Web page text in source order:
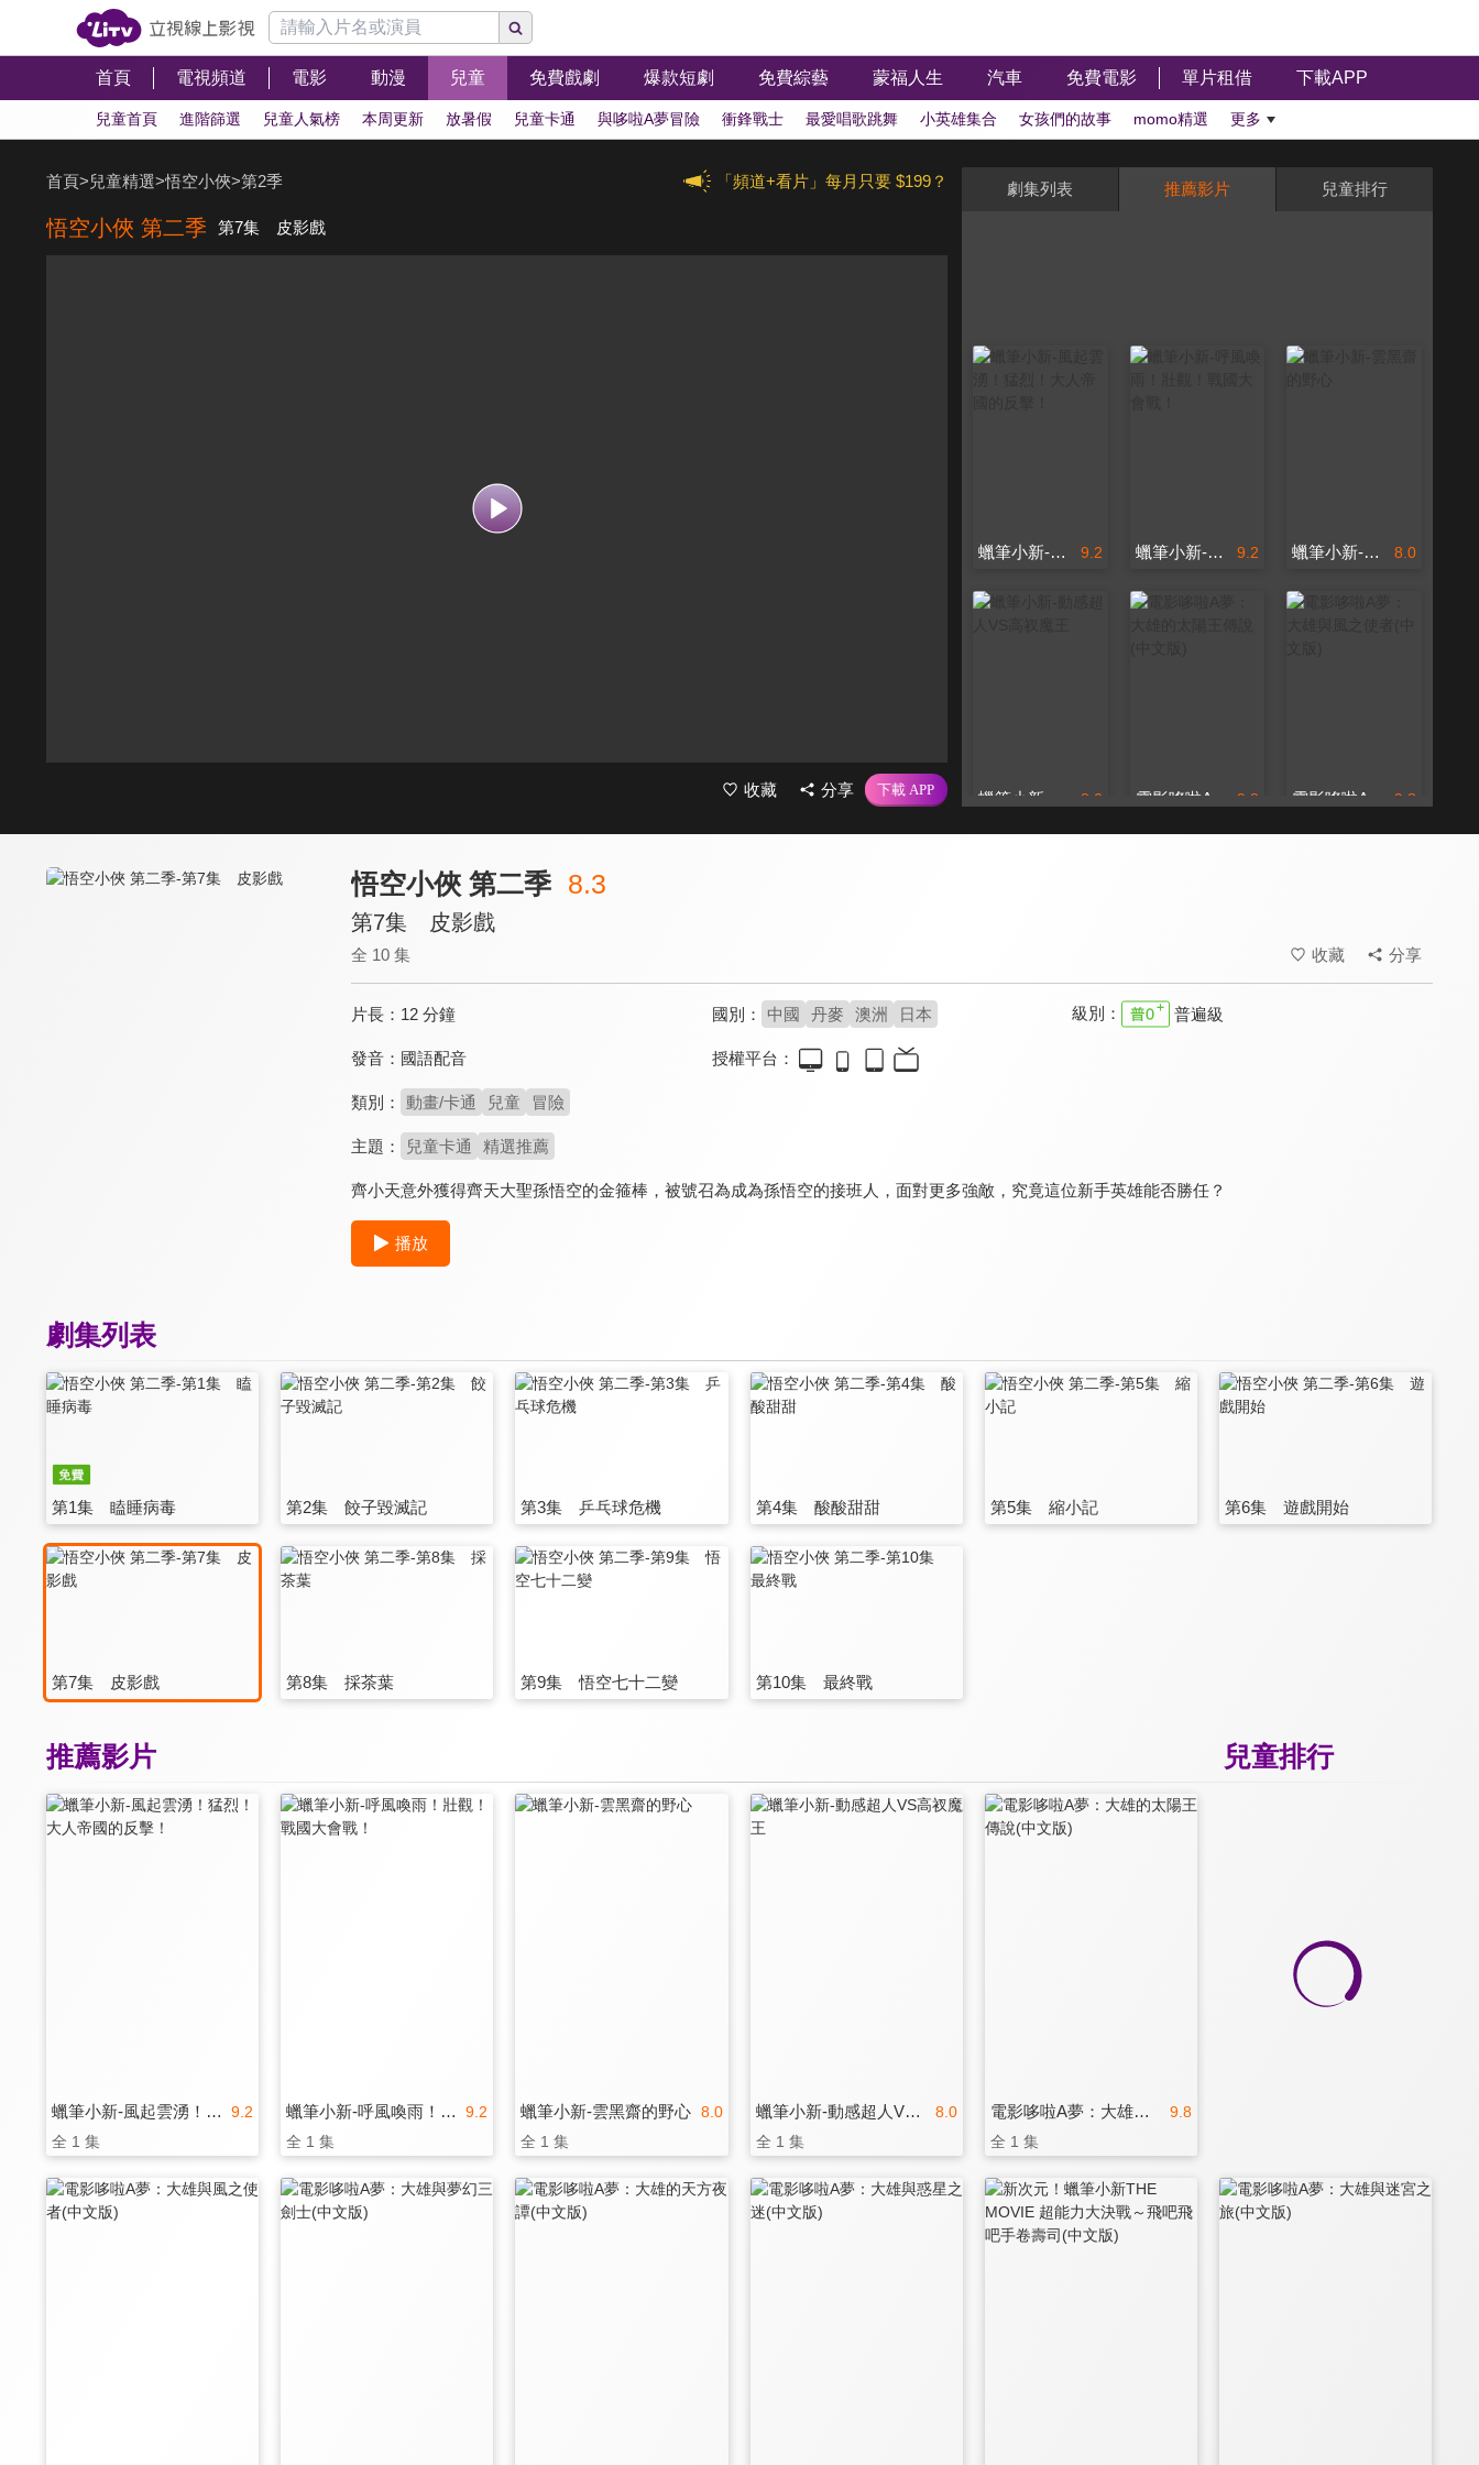
首頁 電視頻道 電影 動漫 兒童 免費戲劇 爆款短劇 免費綜藝 蒙福人生 汽車 免費電影 單片租借 下載APP
兒童首頁 進階篩選 兒童人氣榜 本周更新 放暑假 兒童卡通 與哆啦A夢冒險 衝鋒戰士 最愛唱歌跳舞 小英雄集合 女孩們的故事 momo精選 更多
「頻道+看片」每月只要 $199？
首頁>兒童精選>悟空小俠>第2季
悟空小俠 第二季 第7集 皮影戲
收藏 分享
劇集列表 推薦影片 兒童排行
9.2
蠟筆小新-風起雲湧！猛烈！大人帝國的反擊！ 9.2
蠟筆小新-呼風喚雨！壯觀！戰國大會戰！ 8.0
蠟筆小新-雲黑齋的野心
8.0 9.8 9.8
冒險的門，現在打開了！ 一起打造屬於自己的王國
悟空小俠 第二季 8.3
第7集 皮影戲
全 10 集 收藏 分享
片長： 12 分鐘 國別： 中國 丹麥 澳洲 日本 級別： 普遍級
發音： 國語配音 授權平台：
類別： 動畫/卡通 兒童 冒險
主題： 兒童卡通 精選推薦
齊小天意外獲得齊天大聖孫悟空的金箍棒，被號召為成為孫悟空的接班人，面對更多強敵，究竟這位新手英雄能否勝任？
播放
劇集列表
第1集 瞌睡病毒 第2集 餃子毀滅記 第3集 乒乓球危機 第4集 酸酸甜甜 第5集 縮小記 第6集 遊戲開始
第7集 皮影戲 第8集 採茶葉 第9集 悟空七十二變 第10集 最終戰
兒童排行
推薦影片
9.2
蠟筆小新-風起雲湧！猛烈！大人帝國的反擊！
全 1 集
9.2
蠟筆小新-呼風喚雨！壯觀！戰國大會戰！
全 1 集
8.0
蠟筆小新-雲黑齋的野心
全 1 集
8.0
蠟筆小新-動感超人VS高衩魔王
全 1 集
9.8
電影哆啦A夢：大雄的太陽王傳說(中文版)
全 1 集